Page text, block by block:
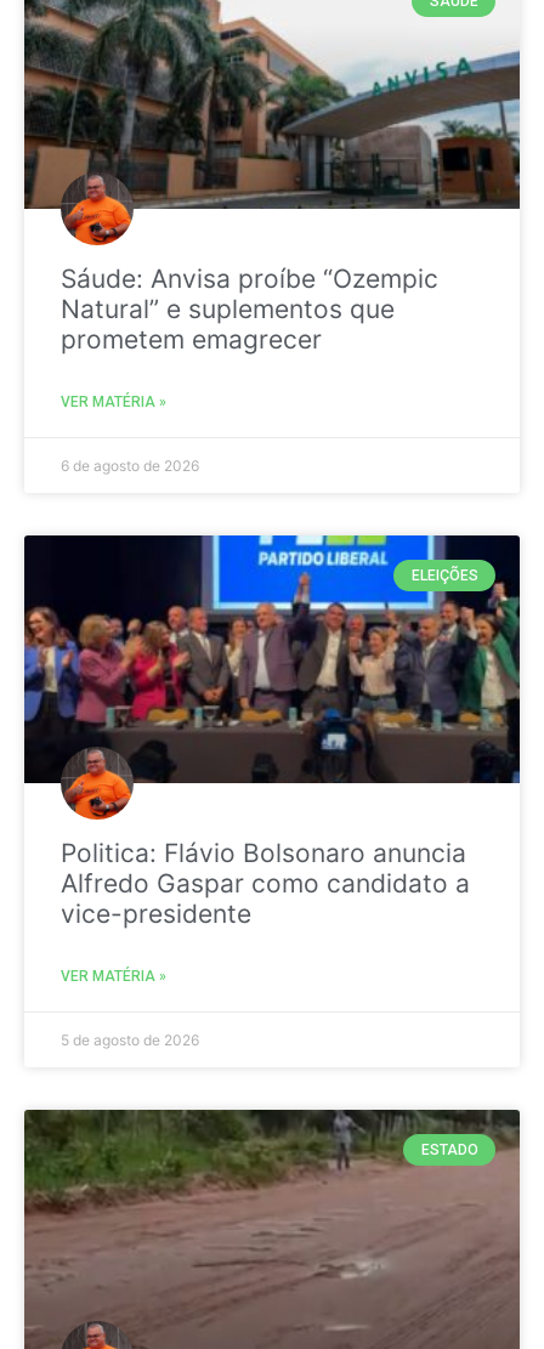
Sáude: Anvisa proíbe “Ozempic
Natural” e suplementos que
prometem emagrecer
VER MATÉRIA »
6 de agosto de 2026
ELEIÇÕES
Politica: Flávio Bolsonaro anuncia
Alfredo Gaspar como candidato a
vice-presidente
VER MATÉRIA »
5 de agosto de 2026
ESTADO